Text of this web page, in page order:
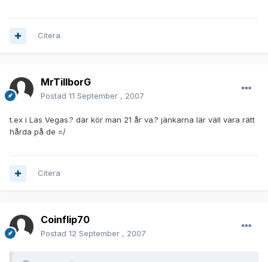
Citera
MrTillborG
Postad 11 September , 2007
t.ex i Las Vegas.? där kör man 21 år va.? jänkarna lär väll vara rätt
hårda på de =/
Citera
Coinflip70
Postad 12 September , 2007